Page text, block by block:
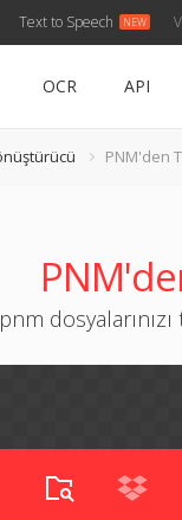
Text to Speech
OCR API
PNM'den
pnm